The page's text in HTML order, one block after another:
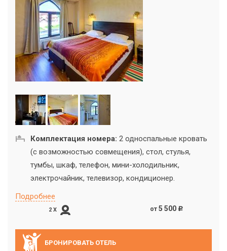
Комплектация номера: 2 односпальные кровать
(с возможностью совмещения), стол, стулья,
тумбы, шкаф, телефон, мини-холодильник,
электрочайник, телевизор, кондиционер.
Подробнее
2 X от5 500 c
БРОНИРОВАТЬ ОТЕЛЬ